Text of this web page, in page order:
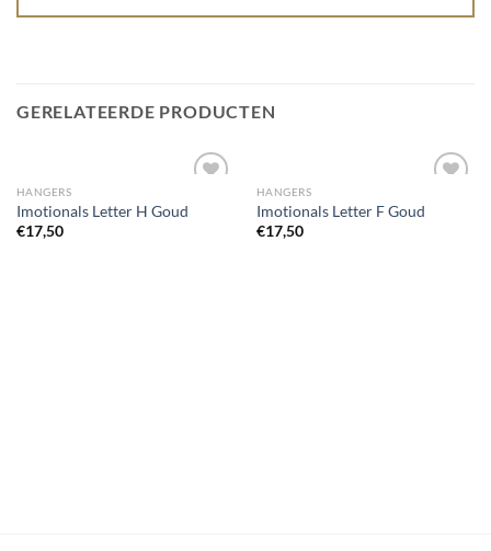
GERELATEERDE PRODUCTEN
HANGERS
Imotionals Letter H Goud
€17,50
HANGERS
Imotionals Letter F Goud
€17,50